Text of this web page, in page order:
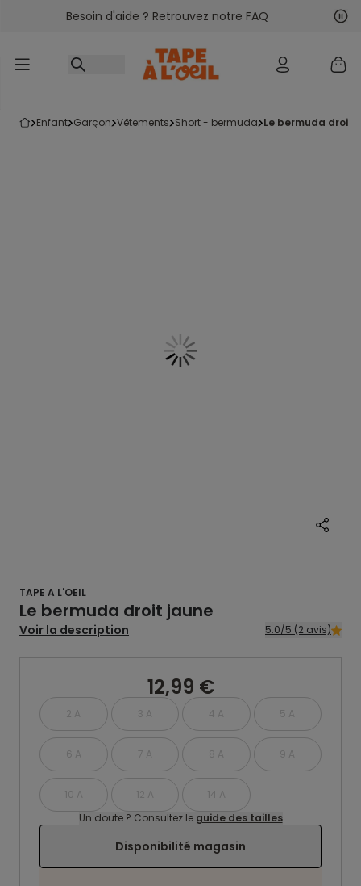
Accéder au contenu
Besoin d'aide ? Retrouvez notre FAQ
enfant garçon vêtements short - bermuda le bermuda droit
TAPE A L'OEIL
Le bermuda droit jaune
Voir la description 5.0/5 (2 avis)
12,99 €
2 A 3 A 4 A 5 A
6 A 7 A 8 A 9 A
10 A 12 A
14 A
Un doute ? Consultez le guide des tailles
Disponibilité magasin